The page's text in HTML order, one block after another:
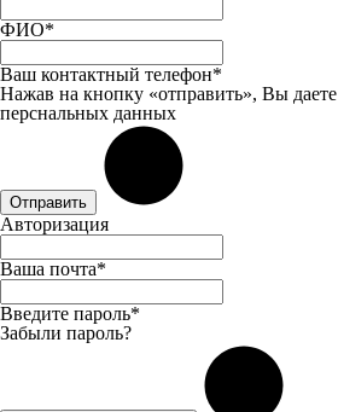
ФИО*
Ваш контактный телефон*
Нажав на кнопку «отправить», Вы даете
перснальных данных
Отправить
Авторизация
Ваша почта*
Введите пароль*
Забыли пароль?